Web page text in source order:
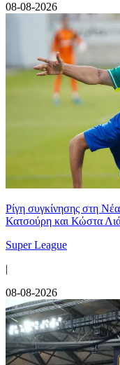
08-08-2026
Ρίγη συγκίνησης στη
Κατσούρη και Κώστα
Super League
|
08-08-2026